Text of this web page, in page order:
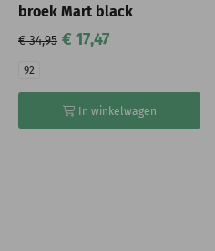
broek Mart black
€ 34,95 € 17,47
92
In winkelwagen